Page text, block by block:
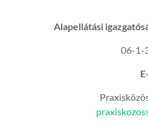
Alapellátási
06-1-